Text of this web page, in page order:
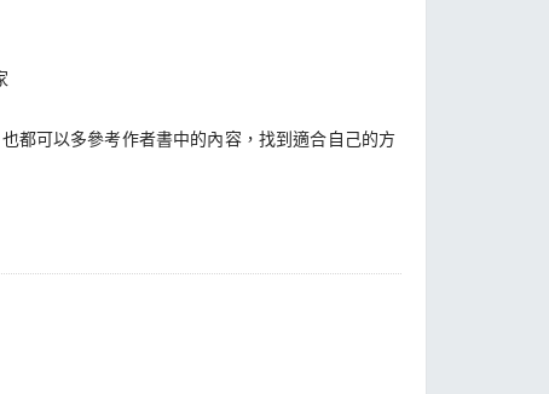
可以多參考作者書中的內容，找到適合自己的方